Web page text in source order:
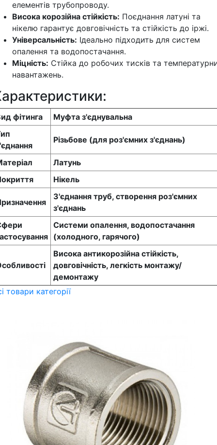
елементів трубопроводу.
Висока корозійна стійкість: Поєднання латуні та
нікелю гарантує довговічність та стійкість до іржі.
Універсальність: Ідеально підходить для систем
опалення та водопостачання.
Міцність: Стійка до робочих тисків та
навантажень.
фітинга
Муфта з'єднувальна
Різьбове (для роз'ємних з'єднань)
Латунь
Нікель
З'єднання труб, створення роз'ємних
з'єднань
Системи опалення, водопостачання
(холодного, гарячого)
Висока антикорозійна стійкість,
довговічність, легкість монтажу/
демонтажу
товари категорії